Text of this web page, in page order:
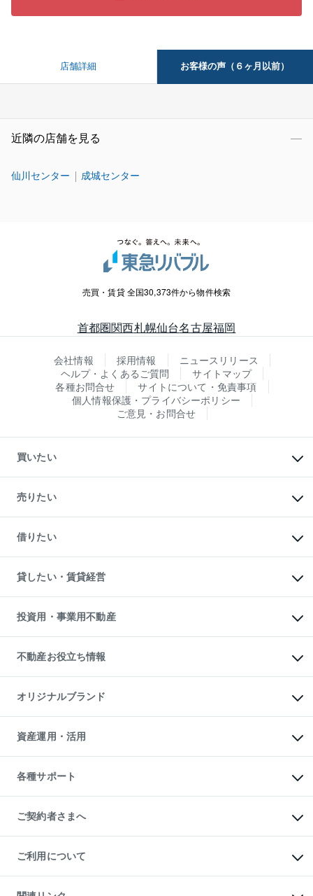
店舗詳細 お客様の声（６ヶ月以前）
近隣の店舗を見る
仙川センター 成城センター
売買・賃貸 全国30,373件から物件検索
首都圏関西札幌仙台名古屋福岡
会社情報 採用情報
ニュースリリース
ヘルプ・よくあるご質問
サイトマップ
各種お問合せ
サイトについて・免責事項
個人情報保護・プライバシーポリシー
ご意見・お問合せ
買いたい
新築・分譲マンションの購入
中古マンションの購入
一戸建ての購入
中古一戸建ての購入
不動産購入の流れ
注目キーワード物件特集
購入ガイド
English 繁体中文簡体中文
売りたい
一戸建ての売却・査定
土地の売却・査定
スピードAI査定
不動産査定について
不動産売却の流れ
不動産買換えの流れ
売却ガイド
借りたい
オフィス・店舗の賃貸
借りるときの流れ
借りるガイド
貸したい・賃貸経営
マンション賃料データ
賃貸管理プラン
リロケーションについて
貸すガイド
投資用・事業用不動産
事業用不動産
マンション投資
投資用マンション
アパート経営
収益物件
ビル購入（ビル一棟）
投資用不動産の売却査定
事業用不動産の売却査定
不動産お役立ち情報
マンションライブラリー
人気マンションランキング
暮らしに役立つ不動産メディア
不動産相場・不動産価格情報
不動産コラム・ニュース
不動産用語集
不動産なんでもネット相談室
住まいの税金
オリジナルブランド
一棟リノベーションマンション
L`GENTE（ルジェンテ）
区分リノベーションマンション
投資用一棟レジデンスWELL
不動産小口投資
LEGACIA（レガシア）
資産運用・活用
不動産M&A
アセットマネジメント・出資
各種サポート
相続サポート
リフォームサポート
ご契約者さまへ
ご紹介・再契約特典
入居者様専用-各種ご案内（賃貸）
東急こすもす会「こすもすWeb」
ご利用について
金融商品取引について